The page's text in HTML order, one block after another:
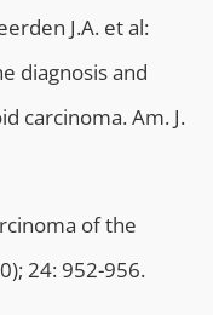
J.A. et al:
diagnosis and
carcinoma. Am. J.
of the
24: 952-956.